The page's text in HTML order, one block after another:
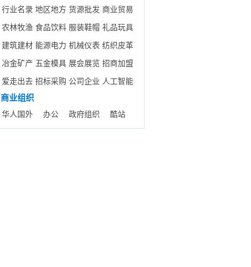
行业名录 地区地方 货源批发 商业贸易
农林牧渔 食品饮料 服装鞋帽 礼品玩具
建筑建材 能源电力 机械仪表 纺织皮革
冶金矿产 五金模具 展会展览 招商加盟
爱走出去 招标采购 公司企业 人工智能
商业组织
华人国外
办公 政府组织 酷站